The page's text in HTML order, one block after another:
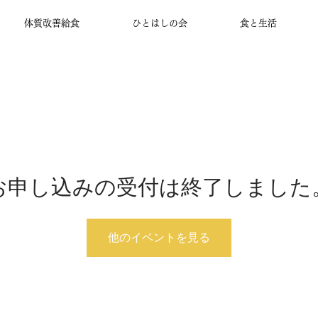
体質改善給食 ひとはしの会 食と生活
申し込みの受付は終了しました。
他のイベントを見る